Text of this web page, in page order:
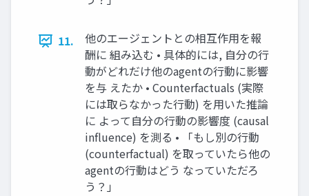
11.
他のエージェントとの相互作用を報
酬に 組み込む • 具体的には, 自分の行
動がどれだけ他のagentの行動に影響
を与 えたか • Counterfactuals (実際
には取らなかった行動) を用いた推論
に よって自分の行動の影響度 (causal
influence) を測る • 「もし別の行動
(counterfactual) を取っていたら他の
agentの行動はどう なっていただろ
う？」